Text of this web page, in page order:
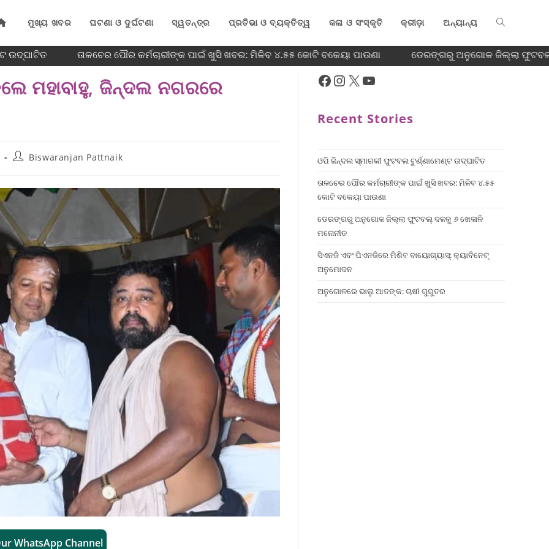
ମୁଖ୍ୟ ଖବର ଘଟଣା ଓ ଦୁର୍ଘଟଣା ସ୍ୱତନ୍ତ୍ର ପ୍ରତିଭା ଓ ବ୍ୟକ୍ତିତ୍ୱ କଳା ଓ ସଂସ୍କୃତି କ୍ରୀଡ଼ା ଅନ୍ୟାନ୍ୟ
ତାଳଚେର ପୌର କର୍ମଚାରୀଙ୍କ ପାଇଁ ଖୁସି ଖବର: ମିଳିବ ୪.୫୫ କୋଟି ବକେୟା ପାଉଣା ଡେରଙ୍ଗରୁ ଅନୁଗୋଳ ଜିଲ୍ଲା ଫୁଟବଲ୍
ମହାବାହୁ, ଜିନ୍ଦଲ ନଗରରେ
Biswaranjan Pattnaik
WhatsApp Channel
Recent Stories
ଓପି ଜିନ୍ଦଲ ସ୍ମାରକୀ ଫୁଟବଲ ଟୁର୍ଣ୍ଣାମେଣ୍ଟ ଉଦ୍ଘାଟିତ
ତାଳଚେର ପୌର କର୍ମଚାରୀଙ୍କ ପାଇଁ ଖୁସି ଖବର: ମିଳିବ ୪.୫୫
କୋଟି ବକେୟା ପାଉଣା
ଡେରଙ୍ଗରୁ ଅନୁଗୋଳ ଜିଲ୍ଲା ଫୁଟବଲ୍ ଦଳକୁ ୬ ଖେଳାଳି
ମନୋନୀତ
ସିଏନଜି ଏବଂ ପିଏନଜିରେ ମିଶିବ ବାୟୋଗ୍ୟାସ୍: କ୍ୟାବିନେଟ୍
ଅନୁମୋଦନ
ଅନୁଗୋଳରେ ଭାଲୁ ଆତଙ୍କ: ଚାଷୀ ଗୁରୁତର